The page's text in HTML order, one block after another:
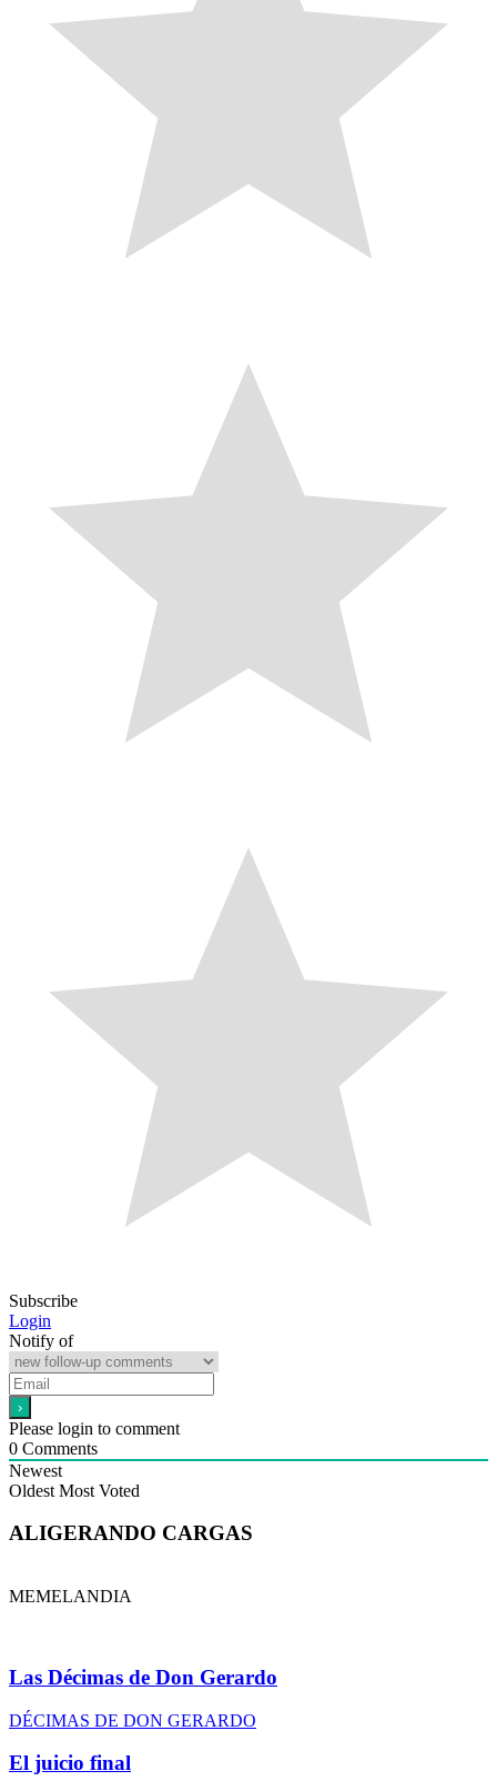
Subscribe
Login
Notify of
Please login to comment
0 Comments
Newest
Oldest Most Voted
ALIGERANDO CARGAS
MEMELANDIA
Las Décimas de Don Gerardo
DÉCIMAS DE DON GERARDO
El juicio final